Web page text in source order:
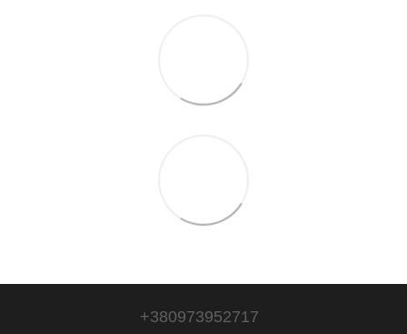
+380973952717